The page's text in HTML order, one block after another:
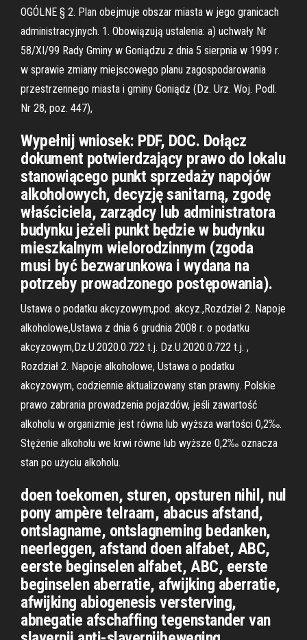
OGÓLNE § 2. Plan obejmuje obszar miasta w jego granicach
administracyjnych. 1. Obowiązują ustalenia: a) uchwały Nr
58/XI/99 Rady Gminy w Goniądzu z dnia 5 sierpnia w 1999 r.
w sprawie zmiany miejscowego planu zagospodarowania
przestrzennego miasta i gminy Goniądz (Dz. Urz. Woj. Podl.
Nr 28, poz. 447),
Wypełnij wniosek: PDF, DOC. Dołącz
dokument potwierdzający prawo do lokalu
stanowiącego punkt sprzedaży napojów
alkoholowych, decyzję sanitarną, zgodę
właściciela, zarządcy lub administratora
budynku jeżeli punkt będzie w budynku
mieszkalnym wielorodzinnym (zgoda
musi być bezwarunkowa i wydana na
potrzeby prowadzonego postępowania).
Ustawa o podatku akcyzowym,pod. akcyz.,Rozdział 2. Napoje
alkoholowe,Ustawa z dnia 6 grudnia 2008 r. o podatku
akcyzowym,Dz.U.2020.0.722 t.j. Dz.U.2020.0.722 t.j. ,
Rozdział 2. Napoje alkoholowe, Ustawa o podatku
akcyzowym, codziennie aktualizowany stan prawny. Polskie
prawo zabrania prowadzenia pojazdów, jeśli zawartość
alkoholu w organizmie jest równa lub wyższa wartości 0,2‰.
Stężenie alkoholu we krwi równe lub wyższe 0,2‰ oznacza
stan po użyciu alkoholu.
doen toekomen, sturen, opsturen nihil, nul
pony ampère telraam, abacus afstand,
ontslagname, ontslagneming bedanken,
neerleggen, afstand doen alfabet, ABC,
eerste beginselen alfabet, ABC, eerste
beginselen aberratie, afwijking aberratie,
afwijking abiogenesis versterving,
abnegatie afschaffing tegenstander van